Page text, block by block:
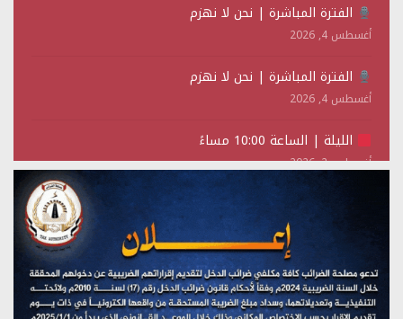
الفترة المباشرة | نحن لا نهزم
أغسطس 4, 2026
الفترة المباشرة | نحن لا نهزم
أغسطس 4, 2026
الليلة | الساعة 10:00 مساءً
أغسطس 2, 2026
تستمعون لبرنامج (حدث في مثل هذا اليوم)
(نحن لا نهزم) بث مباشر
يوليو 28, 2026